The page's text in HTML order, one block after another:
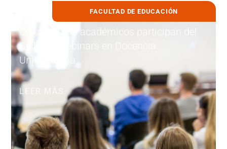
FACULTAD DE EDUCACIÓN
10 julio, 2026
Cerca de 100 académicos participan del
Ciclo de Webinars en Docencia
Universitaria
LEER MÁS